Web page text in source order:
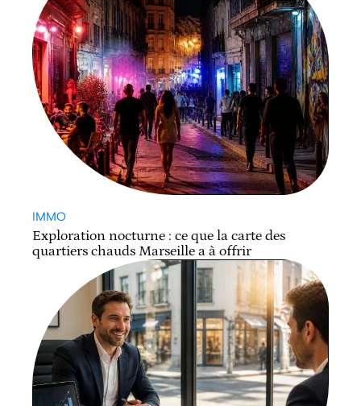
IMMO
Exploration nocturne : ce que la carte des
quartiers chauds Marseille a à offrir